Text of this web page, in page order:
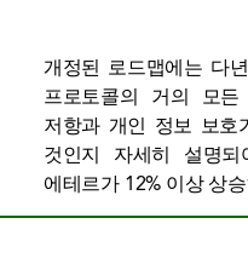
개정된 로드맵에는 다
프로토콜의 거의 모
저항과 개인 정보 보호
것인지 자세히 설명
에테르가 12% 이상 상